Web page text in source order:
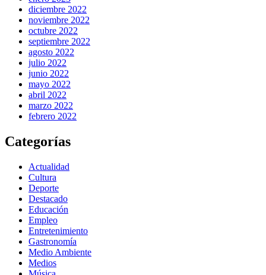
diciembre 2022
noviembre 2022
octubre 2022
septiembre 2022
agosto 2022
julio 2022
junio 2022
mayo 2022
abril 2022
marzo 2022
febrero 2022
Categorías
Actualidad
Cultura
Deporte
Destacado
Educación
Empleo
Entretenimiento
Gastronomía
Medio Ambiente
Medios